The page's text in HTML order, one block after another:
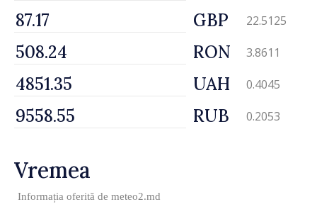
GBP 22.5125
RON 3.8611
UAH 0.4045
RUB 0.2053
Vremea
Informația oferită de meteo2.md